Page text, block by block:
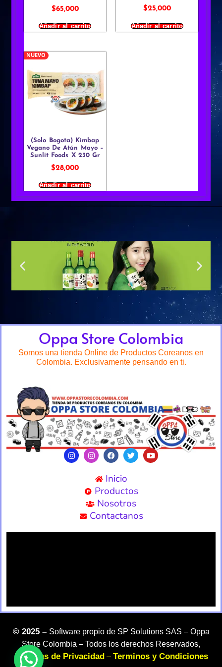
$65,000
Añadir al carrito
$25,000
Añadir al carrito
NUEVO
(Solo Bogota) Kimbap
Vegano De Atún Mayo –
Sunlit Foods X 230 Gr
$28,000
Añadir al carrito
Oppa Store Colombia
Somos una tienda Online de Productos Coreanos en
Colombia. Exclusivamente pensando en ti.
Inicio
Productos
Nosotros
Contactanos
©2025 – Software propio de SP Solutions SAS – Oppa
Store Colombia – Todos los derechos Reservados,
Politicas de Privacidad – Terminos y Condiciones